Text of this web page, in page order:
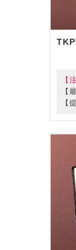
【
【
【